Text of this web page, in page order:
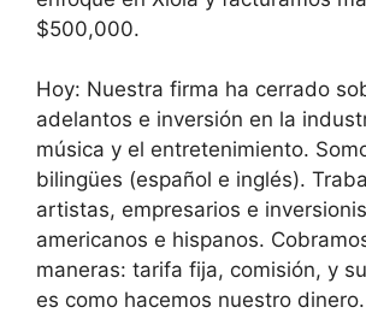
$500,000.
Hoy: Nuestra firma ha cerrado
adelantos e inversión en la
música y el entretenimiento.
bilingües (español e inglés).
artistas, empresarios e
americanos e hispanos.
maneras: tarifa fija, comisión, y
es como hacemos nuestro